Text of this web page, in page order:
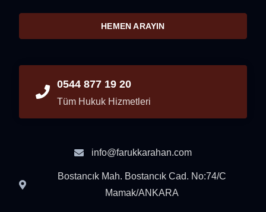
HEMEN ARAYIN
0544 877 19 20
Tüm Hukuk Hizmetleri
info@farukkarahan.com
Bostancık Mah. Bostancık Cad. No:74/C
Mamak/ANKARA